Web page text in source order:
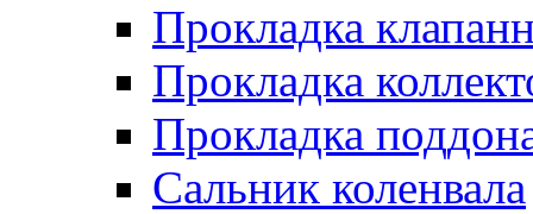
Прокладка
Прокладка
Прокладка
Сальник коленвала